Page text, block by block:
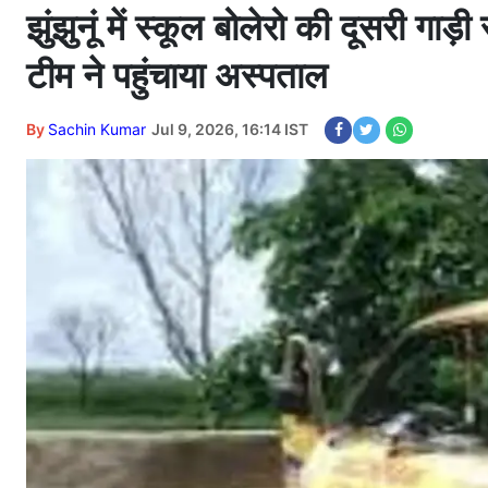
झुंझुनूं में स्कूल बोलेरो की दूसरी
टीम ने पहुंचाया अस्पताल
By Sachin Kumar Jul 9, 2026, 16:14 IST